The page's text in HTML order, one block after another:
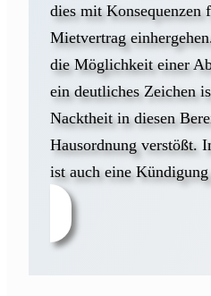
dies mit Konsequenzen
Mietvertrag
die Möglichkeit einer
ein deutliches Zeichen
Nacktheit in diesen
Hausordnung verstößt.
ist auch eine